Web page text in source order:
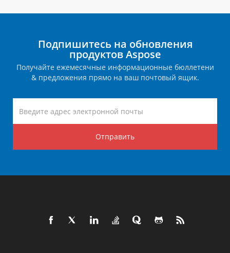
Подпишитесь на обновления
продуктов Aspose
Получайте ежемесячные информационные бюллетени
& предложения прямо на ваш почтовый ящик.
Отправить